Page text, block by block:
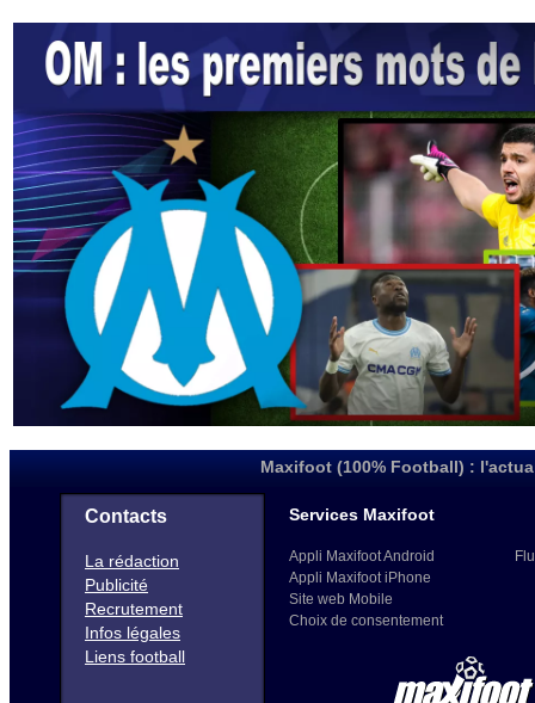
Maxifoot (100% Football) :
Contacts
La rédaction
Publicité
Recrutement
Infos légales
Liens football
Services Maxifoot
Appli Maxifoot Android
Appli Maxifoot iPhone
Site web Mobile
Choix de consentement